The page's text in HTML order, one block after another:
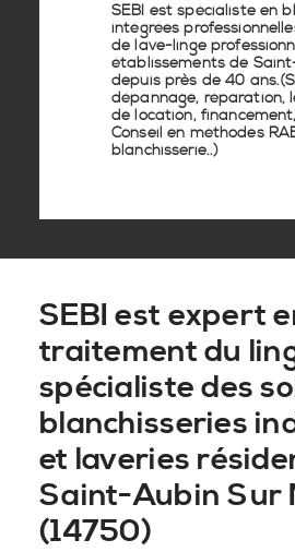
SEBI est spécialiste en
intégrées
de lave-linge
établissements de
depuis près de 40
dépannage, réparation,
de location,
Conseil en méthodes
blanchisserie..)
SEBI est expert
traitement du
spécialiste des
blanchisseries
et laveries
Saint-Aubin Sur
(14750)